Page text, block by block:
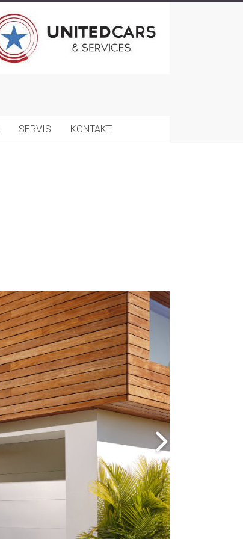
SERVIS KONTAKT